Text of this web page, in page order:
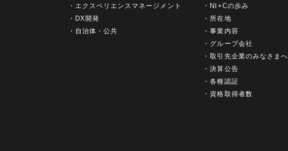
エクスペリエンスマネージメント
DX開発
自治体・公共
NI+Cの歩み
所在地
事業内容
グループ会社
取引先企業のみなさまへ
決算公告
各種認証
資格取得者数